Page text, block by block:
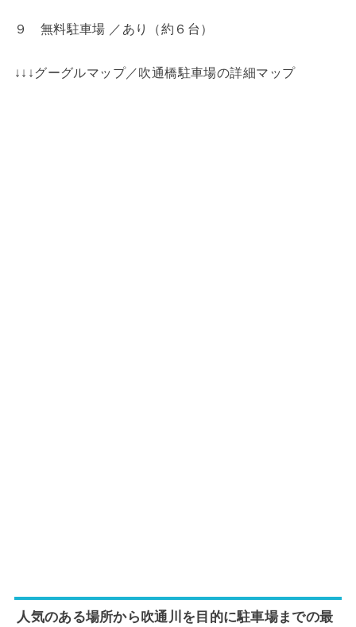
９ 無料駐車場 ／あり（約６台）
↓↓↓グーグルマップ／吹通橋駐車場の詳細マップ
人気のある場所から吹通川を目的に駐車場までの最